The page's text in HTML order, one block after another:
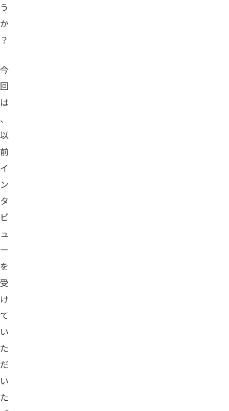
う
か
？
今
回
は
、
以
前
イ
ン
タ
ビ
ュ
ー
を
受
け
て
い
た
だ
い
た